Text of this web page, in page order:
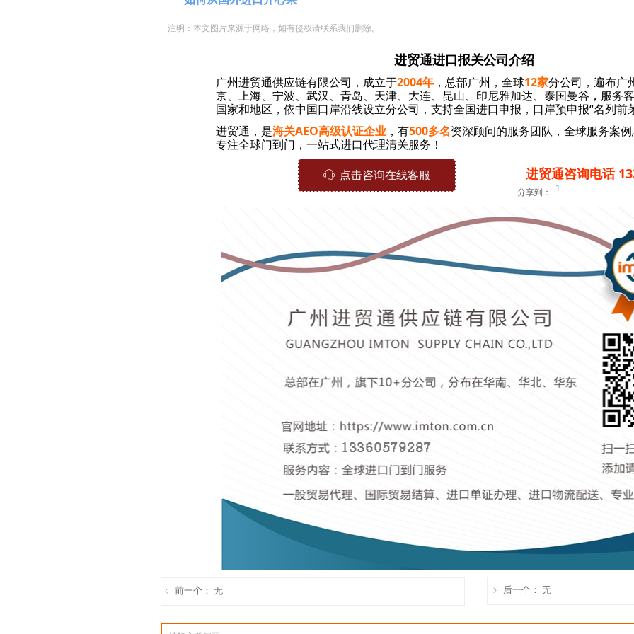
ꁆ 前一个： 无 ꁇ 后一个： 无
进贸通进口报关公司介绍
广州进贸通供应链有限公司，成立于2004年 ，总部广州，全球12家分公司，遍布广
京、上海、宁波、武汉、青岛、天津、大连、昆山、印尼雅加达、泰国曼谷，服务
国家和地区，依中国口岸沿线设立分公司，支持全国进口申报，口岸预申报“名列前
进贸通，是海关AEO高级认证企业 ， 有500多名资深顾问的服务团队，全球服务案
专注全球门到门，一站式进口代理清关服务！
分享到： 1
ꁱ 点击咨询在线客服 进贸通咨询电话
注明：本文图片来源于网络，如有侵权请联系我们删除。